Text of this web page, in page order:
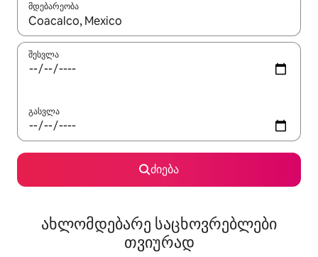
მდებარეობა
როცა შედეგები ხელმისაწვდომი გახდება, ნავიგაციისთვის
შესვლა
გასვლა
ძიება
ახლომდებარე საცხოვრებლები
თვიურად